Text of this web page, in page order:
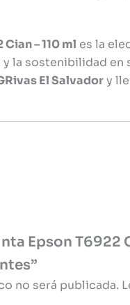
– 110 ml es la
la sostenibilidad en
El Salvadory
Epson T6922
no será publicada.